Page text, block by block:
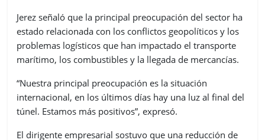
Jerez señaló que la principal preocupación del sector ha
estado relacionada con los conflictos geopolíticos y los
problemas logísticos que han impactado el transporte
marítimo, los combustibles y la llegada de mercancías.
“Nuestra principal preocupación es la situación
internacional, en los últimos días hay una luz al final del
túnel. Estamos más positivos”, expresó.
El dirigente empresarial sostuvo que una reducción de